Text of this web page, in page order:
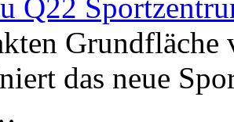
Q22
Grundfläche
das neue